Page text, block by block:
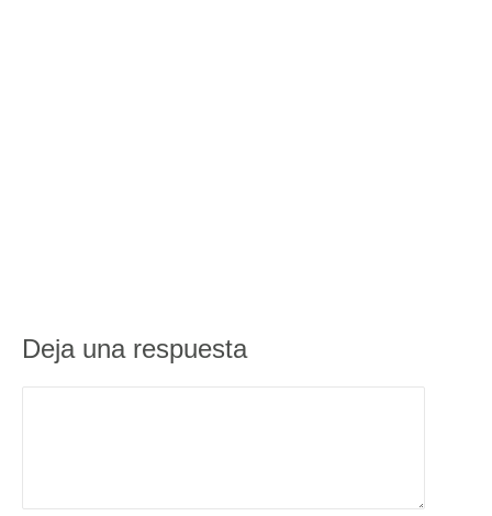
Deja una respuesta